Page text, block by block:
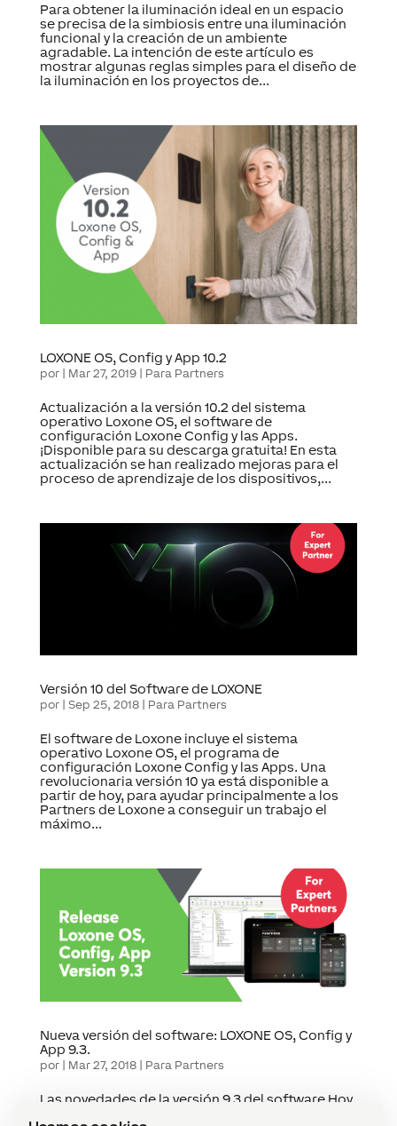
Para obtener la iluminación ideal en un espacio
se precisa de la simbiosis entre una iluminación
funcional y la creación de un ambiente
agradable. La intención de este artículo es
mostrar algunas reglas simples para el diseño de
la iluminación en los proyectos de...
LOXONE OS, Config y App 10.2
por Mar 27, 2019| Para Partners
Actualización a la versión 10.2 del sistema
operativo Loxone OS, el software de
configuración Loxone Config y las Apps.
¡Disponible para su descarga gratuita! En esta
actualización se han realizado mejoras para el
proceso de aprendizaje de los dispositivos,...
Versión 10 del Software de LOXONE
por Sep 25, 2018| Para Partners
El software de Loxone incluye el sistema
operativo Loxone OS, el programa de
configuración Loxone Config y las Apps. Una
revolucionaria versión 10 ya está disponible a
partir de hoy, para ayudar principalmente a los
Partners de Loxone a conseguir un trabajo el
máximo...
Nueva versión del software: LOXONE OS, Config y
App 9.3.
por | Mar 27, 2018| Para Partners
Las novedades de la versión 9.3 del software Hoy